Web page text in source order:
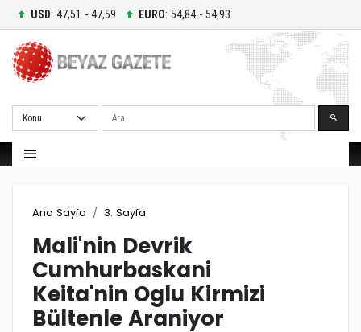
USD: 47,51 - 47,59 EURO: 54,84 - 54,93
Ara
Ana Sayfa 3. Sayfa
Mali'nin Devrik
Cumhurbaskani
Keita'nin Oglu Kirmizi
Bültenle Araniyor